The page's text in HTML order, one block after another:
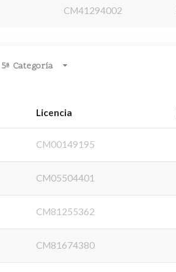
CM41294002
Categoría
Licencia
CM00149195
CM05504401
CM81255362
CM81674380